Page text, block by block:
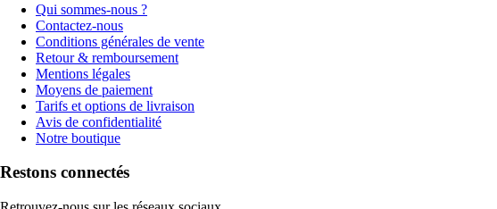
Qui sommes-nous ?
Contactez-nous
Conditions générales de vente
Retour & remboursement
Mentions légales
Moyens de paiement
Tarifs et options de livraison
Avis de confidentialité
Notre boutique
Restons connectés